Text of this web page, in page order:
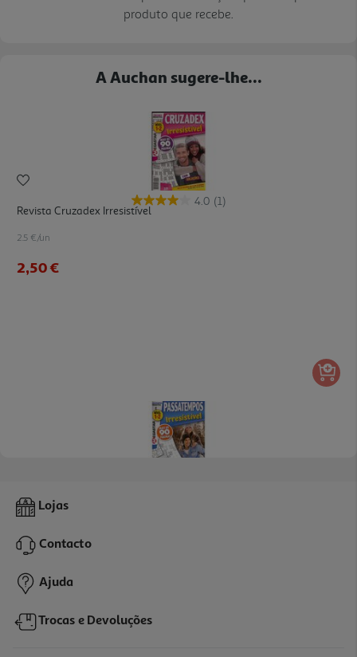
produto que recebe.
A Auchan sugere-lhe...
4.0 (1)
Revista Cruzadex Irresistível
2.5 €/un
2,50 €
Revista Passatempos Irresistível
2,50 €
Lojas
Contacto
Ajuda
Trocas e Devoluções